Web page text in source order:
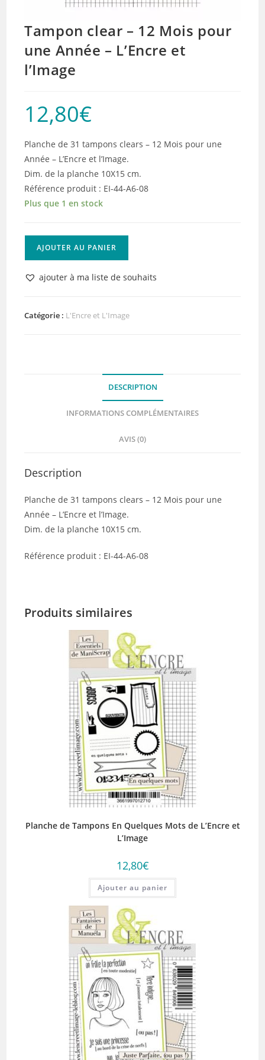
Tampon clear – 12 Mois pour
une Année – L’Encre et
l’Image
12,80€
Planche de 31 tampons clears – 12 Mois pour une
Année – L’Encre et l’Image.
Dim. de la planche 10X15 cm.
Référence produit : EI-44-A6-08
Plus que 1 en stock
Tampon
clear
12
AJOUTER AU PANIER
ajouter à ma liste de souhaits
Catégorie : L'Encre et L'Image
DESCRIPTION
INFORMATIONS COMPLÉMENTAIRES
AVIS (0)
Description
Planche de 31 tampons clears – 12 Mois pour une
Année – L’Encre et l’Image.
Dim. de la planche 10X15 cm.
Référence produit : EI-44-A6-08
Produits similaires
Planche de Tampons En Quelques Mots de L’Encre et
L’Image
12,80€
Ajouter au panier